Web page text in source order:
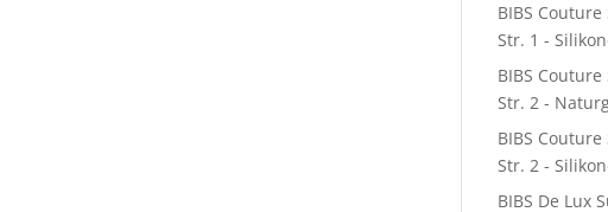
BIBS
Str. 1 -
BIBS
Str. 2 -
BIBS
Str. 2 -
BIBS De Lux